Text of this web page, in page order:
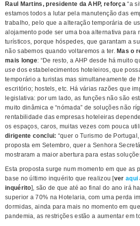
Raul Martins, presidente da AHP, reforça “a
estamos todos a lutar pela manutenção das
trabalho, pelo que a alteração temporária de
alojamento pode ser uma boa alternativa para
turísticos, porque hóspedes, que garantam a
não sabemos quando voltaremos a ter. Mas o
mais longe: “De resto, a AHP desde há muito
usedos estabelecimentos hoteleiros, que
temporário a turistas mas simultaneamente de
escritório; hostels, etc. Há várias razões que
legislativa: por um lado, as funções não são
muito dinâmica e “nómada” de soluções não
rentabilidade das empresas hoteleiras
os espaços, caros, muitas vezes com pouca
dirigente conclui: “quer o Turismo de
proposta em Setembro, quer a Senhora
mostraram a maior abertura para estas
Esta proposta surge num momento em que as
base no último inquérito que realizou [ver aqui
inquérito], são de que até ao final do ano irá
superior a 70% na Hotelaria, com uma perda
dormidas, ainda para mais no momento em
pandemia, as restrições estão a aumentar em